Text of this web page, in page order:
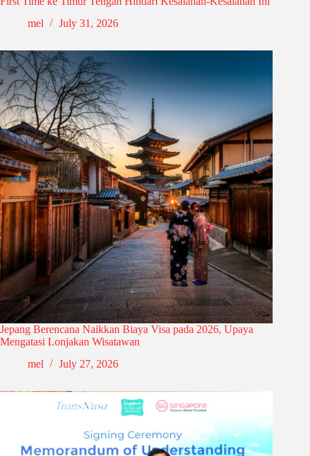
mel
July 31, 2026
Jepang Berencana Naikkan Biaya Visa pada 2026, Upaya
Mengatasi Lonjakan Wisatawan
mel
July 27, 2026